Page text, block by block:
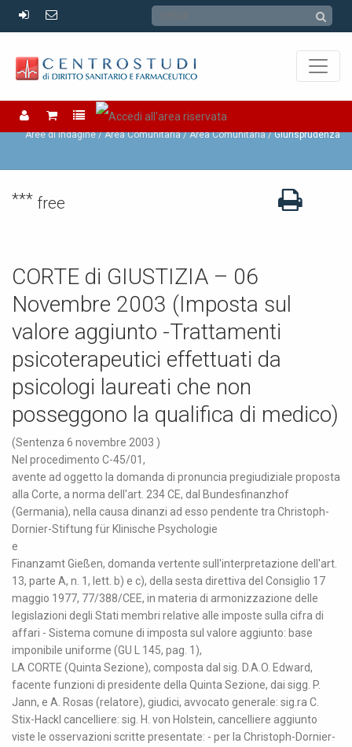
Area Comunitaria
Aree di Indagine / Area Comunitaria / Area Comunitaria Giurisprudenza
*** free
CORTE di GIUSTIZIA – 06
Novembre 2003 (Imposta sul
valore aggiunto -Trattamenti
psicoterapeutici effettuati da
psicologi laureati che non
posseggono la qualifica di medico)
(Sentenza 6 novembre 2003 )
Nel procedimento C-45/01,
avente ad oggetto la domanda di pronuncia pregiudiziale proposta
alla Corte, a norma dell'art. 234 CE, dal Bundesfinanzhof
(Germania), nella causa dinanzi ad esso pendente tra Christoph-
Dornier-Stiftung für Klinische Psychologie
e
Finanzamt Gießen, domanda vertente sull'interpretazione dell'art.
13, parte A, n. 1, lett. b) e c), della sesta direttiva del Consiglio 17
maggio 1977, 77/388/CEE, in materia di armonizzazione delle
legislazioni degli Stati membri relative alle imposte sulla cifra di
affari - Sistema comune di imposta sul valore aggiunto: base
imponibile uniforme (GU L 145, pag. 1),
LA CORTE (Quinta Sezione), composta dal sig. D.A.O. Edward,
facente funzioni di presidente della Quinta Sezione, dai sigg. P.
Jann, e A. Rosas (relatore), giudici, avvocato generale: sig.ra C.
Stix-Hackl cancelliere: sig. H. von Holstein, cancelliere aggiunto
viste le osservazioni scritte presentate: - per la Christoph-Dornier-